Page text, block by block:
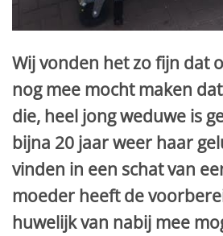
Wij vonden het zo fijn dat
nog mee mocht maken
die, heel jong weduwe is
bijna 20 jaar weer haar
vinden in een schat van
moeder heeft de
huwelijk van nabij mee